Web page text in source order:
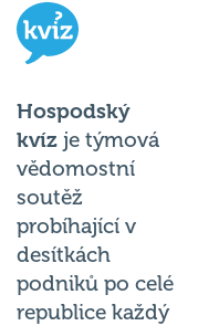
Hospodský
kvíz je týmová
vědomostní
soutěž
probíhající v
desítkách
podniků po celé
republice každý